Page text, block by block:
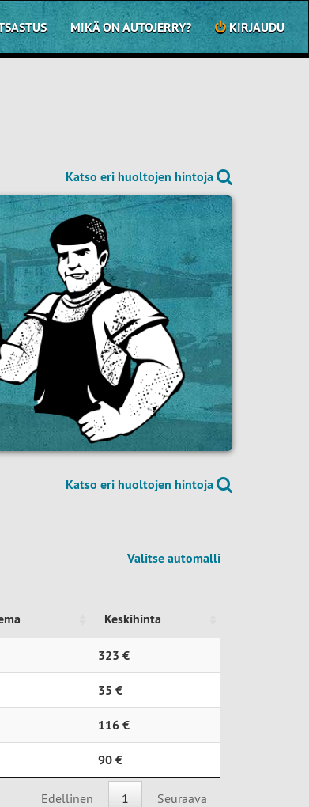
MIKÄ ON AUTOJERRY? KIRJAUDU
Katso eri huoltojen hintoja
Katso eri huoltojen hintoja
Valitse automalli
Keskihinta
Keskihinta
323 €
35 €
116 €
90 €
Edellinen 1 Seuraava